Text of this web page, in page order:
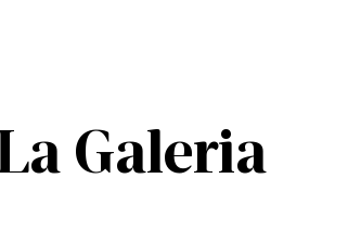
Galeria